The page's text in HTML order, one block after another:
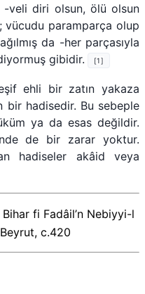
-veli diri olsun, ölü olsun
vücudu paramparça olup
da -her parçasıyla
gibidir.
[1]
ehli bir zatın yakaza
bir hadisedir. Bu sebeple
ya da esas değildir.
de bir zarar yoktur.
hadiseler akâid veya
fi Fadâil’n Nebiyyi-l
Beyrut, c.420